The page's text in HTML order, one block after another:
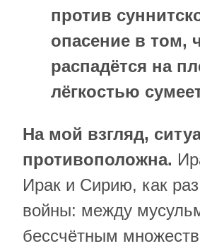
против
опасение в том,
распадётся на
лёгкостью
На мой взгляд,
противоположна.
Ирак и Сирию, как
войны: между
бессчётным